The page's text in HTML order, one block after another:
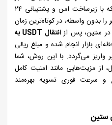
زیرساخت امن و پشتیبانی ۲۴
را بدون واسطه، در کوتاه‌ترین زمان
در ستین، پس ازانتقال USDT به
بازار انجام شده و مبلغ ریالی
واریز می‌گردد. با این روش، شما
از مزیت‌هایی مانند امنیت کامل
و سرعت فوری تسویه بهره‌مند
ستین